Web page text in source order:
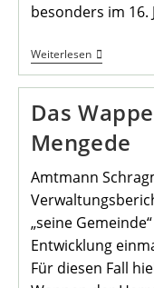
besonders im
WeiterlesenDas
Wappen
Das
Mengede
Amtmann
„seine
Entwicklung
Für diesen Fall